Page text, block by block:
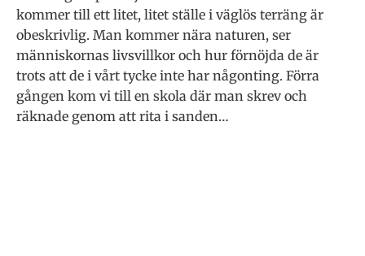
kommer till ett litet, litet ställe i väglös terräng är
obeskrivlig. Man kommer nära naturen, ser
människornas livsvillkor och hur förnöjda de är
trots att de i vårt tycke inte har någonting. Förra
gången kom vi till en skola där man skrev och
räknade genom att rita i sanden…